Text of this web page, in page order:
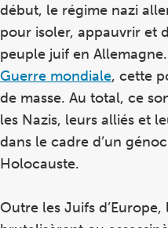
début, le régime nazi
pour isoler, appauvrir et
peuple juif en
Guerre mondiale, cette
de masse. Au total, ce
les Nazis, leurs alliés et
dans le cadre d’un
Holocauste.
Outre les Juifs